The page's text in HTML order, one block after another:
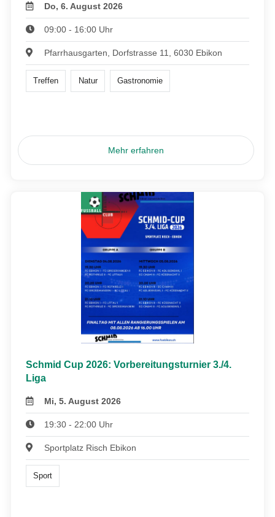
Do, 6. August 2026
09:00 - 16:00 Uhr
Pfarrhausgarten, Dorfstrasse 11, 6030 Ebikon
Treffen Natur Gastronomie
Mehr erfahren
Schmid Cup 2026: Vorbereitungsturnier 3./4.
Liga
Mi, 5. August 2026
19:30 - 22:00 Uhr
Sportplatz Risch Ebikon
Sport